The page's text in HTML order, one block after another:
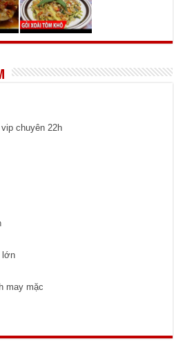
chuyên 22h
lớn
may mặc